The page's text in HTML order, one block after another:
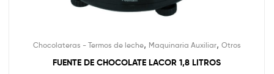
Chocolateras - Termos de leche, Maquinaria Auxiliar, Otros
FUENTE DE CHOCOLATE LACOR 1,8 LITROS